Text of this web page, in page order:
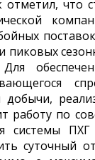
отметил, что
пиковых
Для
добычи,
работу по
системы
суточный